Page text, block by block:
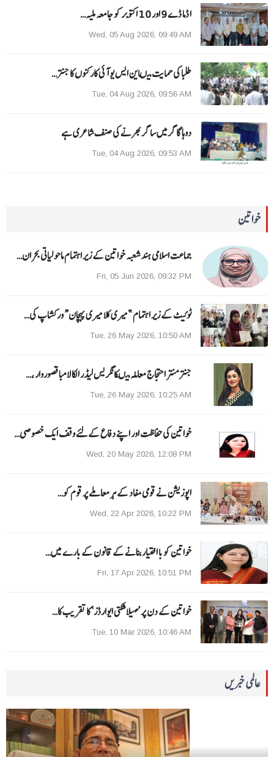
ا ڈما ڈے 9 اور 10 اکتوبر کو جامعہ ملیہ…
Wed, 05 Aug 2026, 09:49 AM
طلبا کی حمایت میںاین ایس یو آئی کارکنوں کا جنتر…
Tue, 04 Aug 2026, 09:56 AM
دوہا گاگر میں ساگر بھرنے کی صنف شاعری ہے
Tue, 04 Aug 2026, 09:53 AM
خواتین
جماعت اسلامی ہند شعبہ خواتین کے زیر اہتمام ماحولیاتی بحران…
Fri, 05 Jun 2026, 09:32 PM
ٹوئیٹ کے زیر اہتمام ”میری کلا میری پہچان“ ورکشاپ کی…
Tue, 26 May 2026, 10:50 AM
جنتر منتر احتجاج معاملہ میںکانگریس لیڈر الکا لامبا قصوروار ،…
Tue, 26 May 2026, 10:25 AM
خواتین کی حفاظت اور اپنے دفاع کےلئے وقف ایک خصوصی…
Wed, 20 May 2026, 12:08 PM
اپوزیشن نے قومی مفاد کے ہر معاملے پر قوم کو…
Wed, 22 Apr 2026, 10:22 PM
خواتین کو با اختیار بنانے کے قانون کے بارے میں…
Fri, 17 Apr 2026, 10:51 PM
خواتین کے دن پر ’مہیلا شکتی ایوارڈز‘ کا تقریب کا…
Tue, 10 Mar 2026, 10:46 AM
عالمی خبریں